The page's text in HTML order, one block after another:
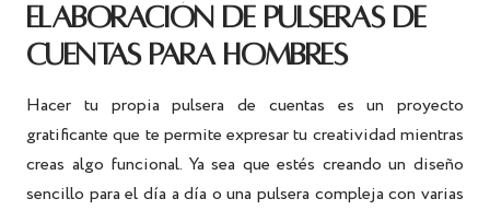
ELABORACIÓN DE PULSERAS DE
CUENTAS PARA HOMBRES
Hacer tu propia pulsera de cuentas es un proyecto
gratificante que te permite expresar tu creatividad mientras
creas algo funcional. Ya sea que estés creando un diseño
sencillo para el día a día o una pulsera compleja con varias